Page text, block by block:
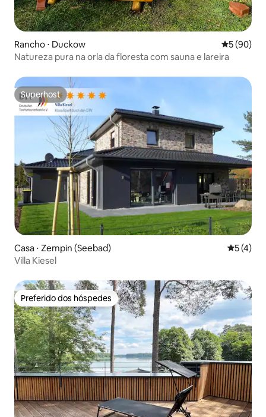
Rancho ⋅ Duckow 5 de uma
5 (90)
Natureza pura na orla da floresta com sauna e lareira
Superhost
Superhost
Casa ⋅ Zempin (Seebad) 5 de
5 (4)
Villa Kiesel
Preferido dos hóspedes
Preferido dos hóspedes